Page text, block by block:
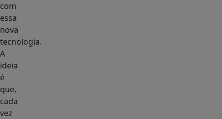
com
essa
nova
tecnologia.
A
ideia
é
que,
cada
vez